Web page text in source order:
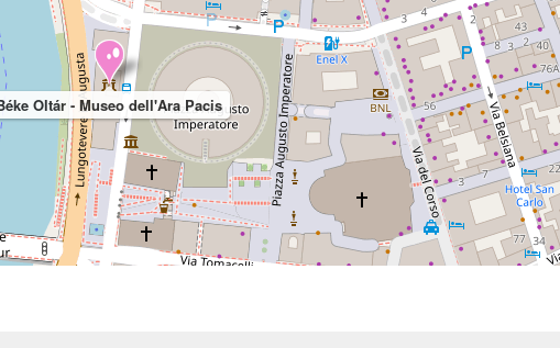
Oltár - Museo dell'Ara Pacis